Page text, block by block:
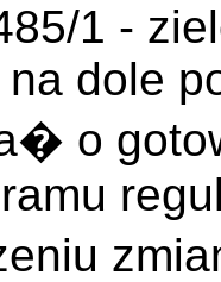
1 -
dole
o